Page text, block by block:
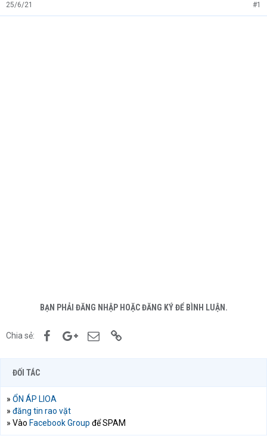
25/6/21 #1
BẠN PHẢI ĐĂNG NHẬP HOẶC ĐĂNG KÝ ĐỂ BÌNH LUẬN.
Chia sẻ: FacebookGoogle+Email
ĐỐI TÁC
» ỔN ÁP LIOA
» đăng tin rao vặt
» Vào Facebook Group để SPAM